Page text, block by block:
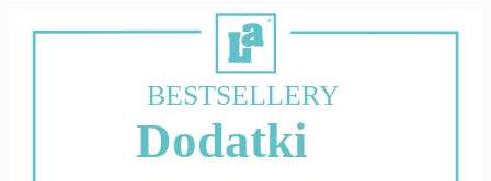
BESTSELLERY
Dodatki